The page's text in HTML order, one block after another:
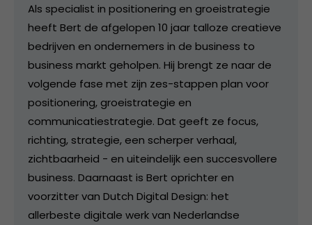
Als specialist in positionering en groeistrategie
heeft Bert de afgelopen 10 jaar talloze creatieve
bedrijven en ondernemers in de business to
business markt geholpen. Hij brengt ze naar de
volgende fase met zijn zes-stappen plan voor
positionering, groeistrategie en
communicatiestrategie. Dat geeft ze focus,
richting, strategie, een scherper verhaal,
zichtbaarheid - en uiteindelijk een succesvollere
business. Daarnaast is Bert oprichter en
voorzitter van Dutch Digital Design: het
allerbeste digitale werk van Nederlandse